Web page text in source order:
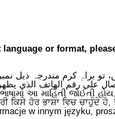
or format,
تو براہِ کرم مندرجہ ذیل
على رقم الهاتف الذي
આ માહિતી જોઈતી
ਕਿਸੇ ਹੋਰ ਭਾਸ਼ਾ ਵਿਚ ਚਾਹੁੰਦੇ
w innym języku,